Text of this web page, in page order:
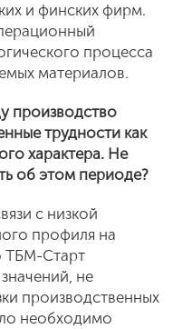
и финских фирм.
процесса
материалов.
производство
трудности как
характера. Не
об этом периоде?
с низкой
профиля на
ТБМ-Старт
не
производственных
необходимо